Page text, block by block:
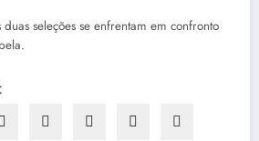
seleções se enfrentam em confronto